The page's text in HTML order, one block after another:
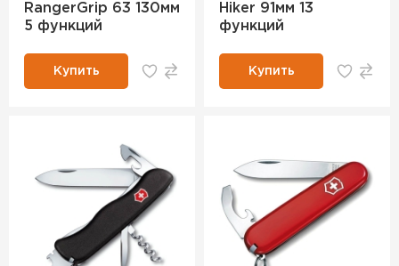
RangerGrip 63 130мм
5 функций
Купить
Hiker 91мм 13
функций
Купить